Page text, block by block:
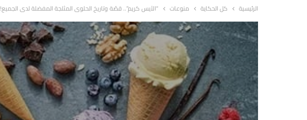
الرئيسية
كل الحكاية منوعات “الآيس كريم”.. قصّة وتاريخ الحلوى المثلجة المفضلة لدى الجميع!